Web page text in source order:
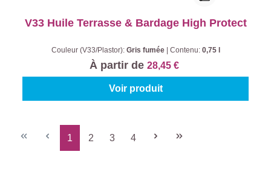
V33 Huile Terrasse & Bardage High Protect
Couleur (V33/Plastor): Gris fumée Contenu: 0,75 l
À partir de 28,45 €
Voir produit
Page
1
Page
2
Page
3
Page
4